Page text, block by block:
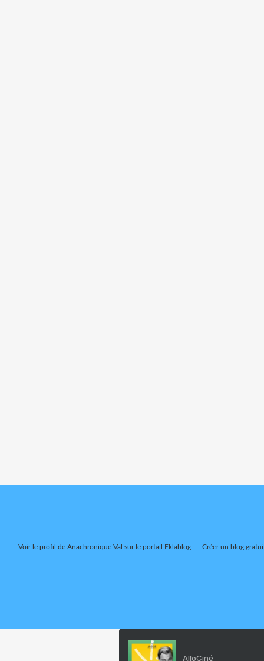
Voir le profil de Anachronique Val sur le portail Eklablog Créer un blog
AlloCiné